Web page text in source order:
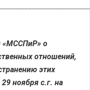
«МССПиР» о
отношений,
этих
ноября с.г. на